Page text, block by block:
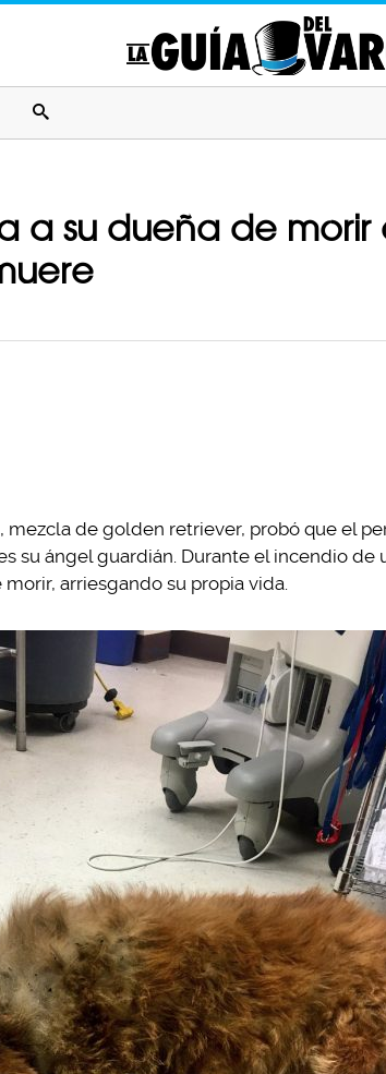
a su dueña de
mezcla de golden retriever, probó que el
su ángel guardián. Durante el incendio de
arriesgando su propia vida.